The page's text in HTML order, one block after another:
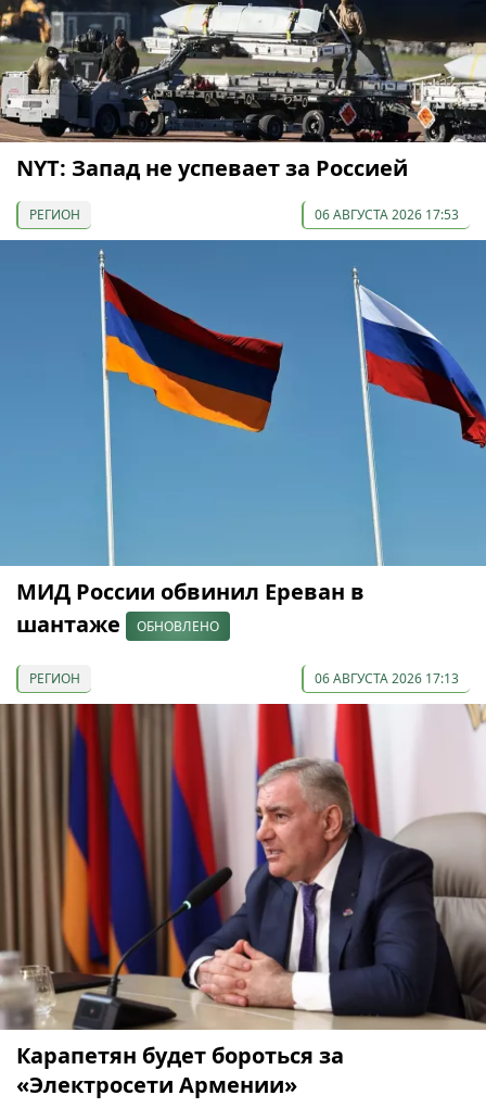
NYT: Запад не успевает за Россией
РЕГИОН 06 АВГУСТА 2026 17:53
МИД России обвинил Ереван в
шантаже
ОБНОВЛЕНО
РЕГИОН 06 АВГУСТА 2026 17:13
Карапетян будет бороться за
«Электросети Армении»